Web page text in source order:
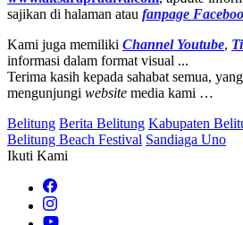
sajikan di halaman atau fanpage
Kami juga memiliki Channel Youtube,
informasi dalam format visual ...
Terima kasih kepada sahabat semua,
mengunjungi website media kami …
Belitung Berita Belitung Kabupaten
Belitung Beach Festival Sandiaga Uno
Ikuti Kami